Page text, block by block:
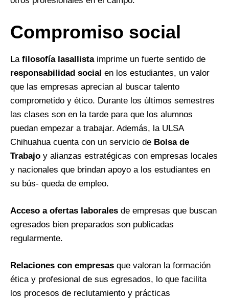
Compromiso social
La filosofía lasallistaimprime un fuerte sentido de
responsabilidad social en los estudiantes, un valor
que las empresas aprecian al buscar talento
comprometido y ético. Durante los últimos semestres
las clases son en la tarde para que los alumnos
puedan empezar a trabajar. Además, la ULSA
Chihuahua cuenta con un servicio de Bolsa de
Trabajo y alianzas estratégicas con empresas locales
y nacionales que brindan apoyo a los estudiantes en
su bús- queda de empleo.
Acceso a ofertas laborales de empresas que buscan
egresados bien preparados son publicadas
regularmente.
Relaciones con empresas que valoran la formación
ética y profesional de sus egresados, lo que facilita
los procesos de reclutamiento y prácticas